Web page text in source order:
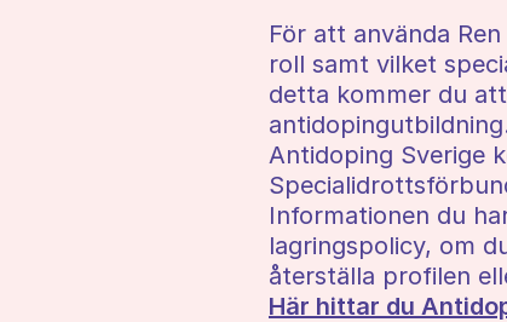
För att använda
roll samt vilket
detta kommer du
Antidoping Sverige
Informationen du
lagringspolicy, om
återställa profilen
Här hittar du